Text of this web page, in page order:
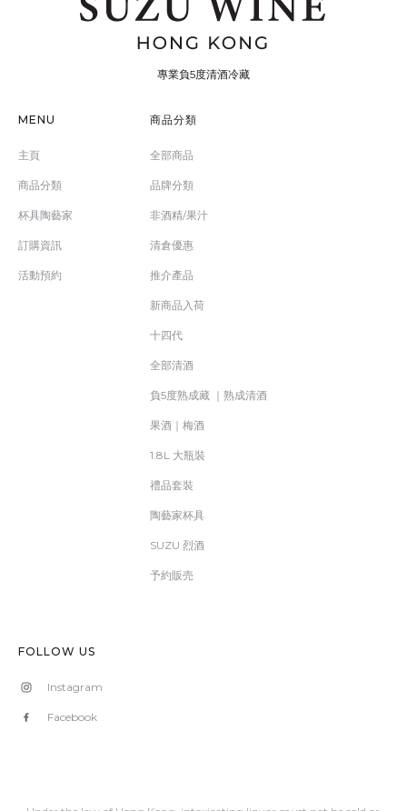
專業負5度清酒冷藏
MENU
主頁
商品分類
杯具陶藝家
訂購資訊
活動預約
商品分類
全部商品
品牌分類
非酒精/果汁
清倉優惠
推介產品
新商品入荷
十四代
全部清酒
負5度熟成藏 ｜熟成清酒
果酒｜梅酒
1.8L 大瓶裝
禮品套裝
陶藝家杯具
SUZU 烈酒
予約販売
FOLLOW US
Instagram
Facebook